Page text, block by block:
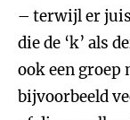
– terwijl er
die de ‘k’ als
ook een groep
bijvoorbeeld